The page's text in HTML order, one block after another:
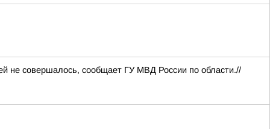
не совершалось, сообщает ГУ МВД России по области.//